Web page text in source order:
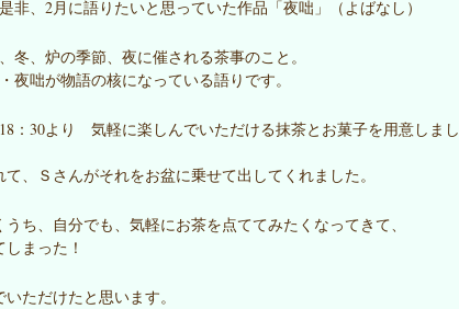
非、2月に語りたいと思っていた作品「夜咄」（よばなし）
冬、炉の季節、夜に催される茶事のこと。
夜咄が物語の核になっている語りです。
：30より 気軽に楽しんでいただける抹茶とお菓子を用意しまし
、Ｓさんがそれをお盆に乗せて出してくれました。
ち、自分でも、気軽にお茶を点ててみたくなってきて、
まった！
ただけたと思います。